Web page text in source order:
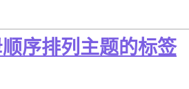
序排列主题的标签